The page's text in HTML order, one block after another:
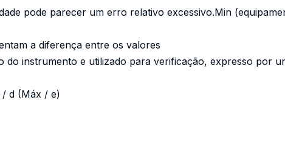
pode parecer um erro relativo excessivo.Min
a diferença entre os valores
do instrumento e utilizado para verificação, expresso por
d (Máx / e)